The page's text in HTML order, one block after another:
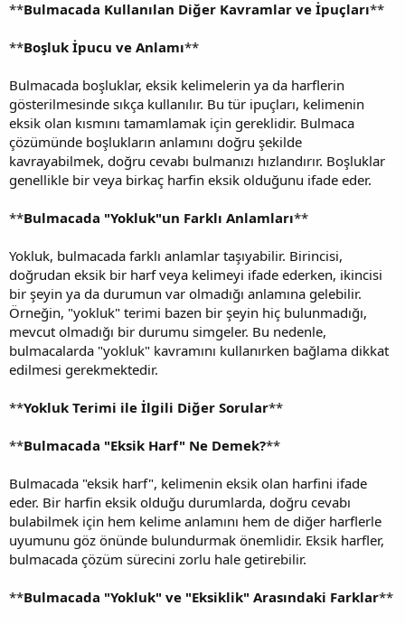
**Bulmacada Kullanılan Diğer Kavramlar ve İpuçları**
**Boşluk İpucu ve Anlamı**
Bulmacada boşluklar, eksik kelimelerin ya da harflerin
gösterilmesinde sıkça kullanılır. Bu tür ipuçları, kelimenin
eksik olan kısmını tamamlamak için gereklidir. Bulmaca
çözümünde boşlukların anlamını doğru şekilde
kavrayabilmek, doğru cevabı bulmanızı hızlandırır. Boşluklar
genellikle bir veya birkaç harfin eksik olduğunu ifade eder.
**Bulmacada "Yokluk"un Farklı Anlamları**
Yokluk, bulmacada farklı anlamlar taşıyabilir. Birincisi,
doğrudan eksik bir harf veya kelimeyi ifade ederken, ikincisi
bir şeyin ya da durumun var olmadığı anlamına gelebilir.
Örneğin, "yokluk" terimi bazen bir şeyin hiç bulunmadığı,
mevcut olmadığı bir durumu simgeler. Bu nedenle,
bulmacalarda "yokluk" kavramını kullanırken bağlama dikkat
edilmesi gerekmektedir.
**Yokluk Terimi ile İlgili Diğer Sorular**
**Bulmacada "Eksik Harf" Ne Demek?**
Bulmacada "eksik harf", kelimenin eksik olan harfini ifade
eder. Bir harfin eksik olduğu durumlarda, doğru cevabı
bulabilmek için hem kelime anlamını hem de diğer harflerle
uyumunu göz önünde bulundurmak önemlidir. Eksik harfler,
bulmacada çözüm sürecini zorlu hale getirebilir.
**Bulmacada "Yokluk" ve "Eksiklik" Arasındaki Farklar**